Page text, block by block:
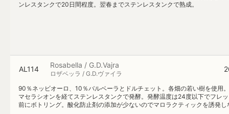
ンレスタンクで20日間程度。翌春までステンレスタンクで熟成。
AL114 Rosabella / G.D.Vajra
ロザベッラ / G.D.ヴァイラ
90％ネッビオーロ、10％バルベーラとドルチェット。各畑の若い樹を使
マセラシオンを経てステンレスタンクで発酵。発酵温度は24度以下でフレ
前にボトリング。酸化防止剤の添加が少ないのでマロラクティックを誘発